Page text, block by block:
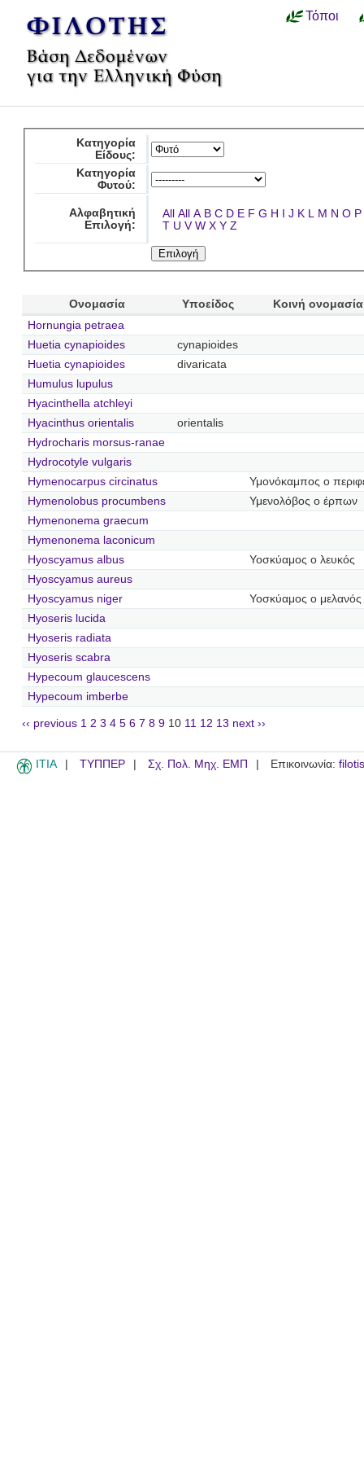
Τόποι
Κατηγορία
Είδους:
Κατηγορία
Φυτού:
Αλφαβητική
Επιλογή:
All All A B C D E F G H I J K L M N O P
T U V W X Y Z
Ονομασία Υποείδος
Κοινή ονομασία
Hornungia petraea
Huetia cynapioides
cynapioides
Huetia cynapioides
divaricata
Humulus lupulus
Hyacinthella atchleyi
Hyacinthus orientalis
orientalis
Hydrocharis morsus-ranae
Hydrocotyle vulgaris
Hymenocarpus circinatus
Υμονόκαμπος ο
Hymenolobus procumbens
Υμενολόβος ο έρπων
Hymenonema graecum
Hymenonema laconicum
Hyoscyamus albus
Υοσκύαμος ο λευκός
Hyoscyamus aureus
Hyoscyamus niger
Υοσκύαμος ο μελανός
Hyoseris lucida
Hyoseris radiata
Hyoseris scabra
Hypecoum glaucescens
Hypecoum imberbe
‹‹ previous 1 2 3 4 5 6 7 8 9 10 11 12 13 next ››
ITIA ΤΥΠΠΕΡ Σχ. Πολ. Μηχ. ΕΜΠ Επικοινωνία: